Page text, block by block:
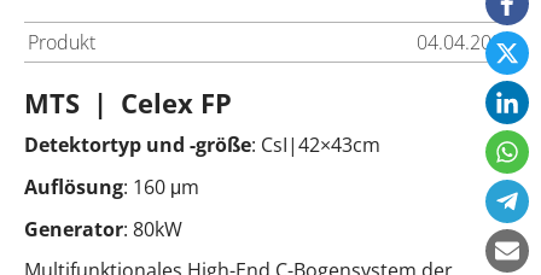
Produkt 04.04.2025
MTS | Celex FP
Detektortyp und -größe: CsI|42×43cm
Auflösung: 160 μm
Generator: 80kW